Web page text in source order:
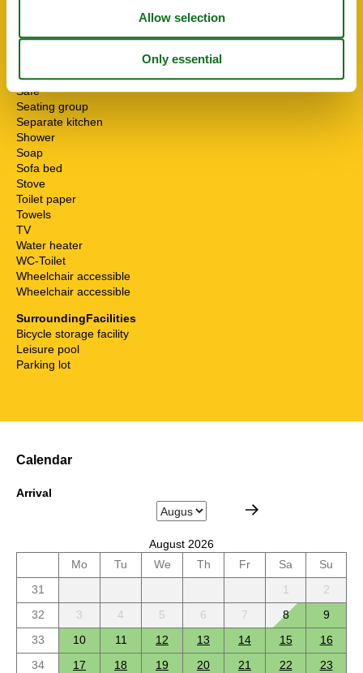
Non-smokers
Pets allowed or on request
Possibility of freezing
Safe
Seating group
Separate kitchen
Shower
Soap
Sofa bed
Stove
Toilet paper
Towels
TV
Water heater
WC-Toilet
Wheelchair accessible
Wheelchair accessible
SurroundingFacilities
Bicycle storage facility
Leisure pool
Parking lot
Calendar
Arrival
August 2026
Mo
Tu We Th Fr Sa
Su
31
1
2
32
3 4 5 6 7 8
9
33
10 11 12 13 14 15
16
34
17 18 19 20 21 22
23